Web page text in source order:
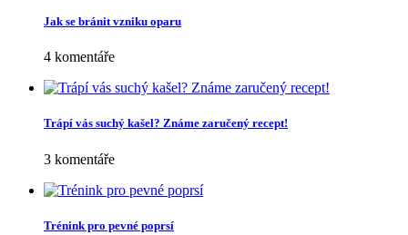
Jak se bránit vzniku oparu
4 komentáře
Trápí vás suchý kašel? Známe zaručený recept!
3 komentáře
Trénink pro pevné poprsí